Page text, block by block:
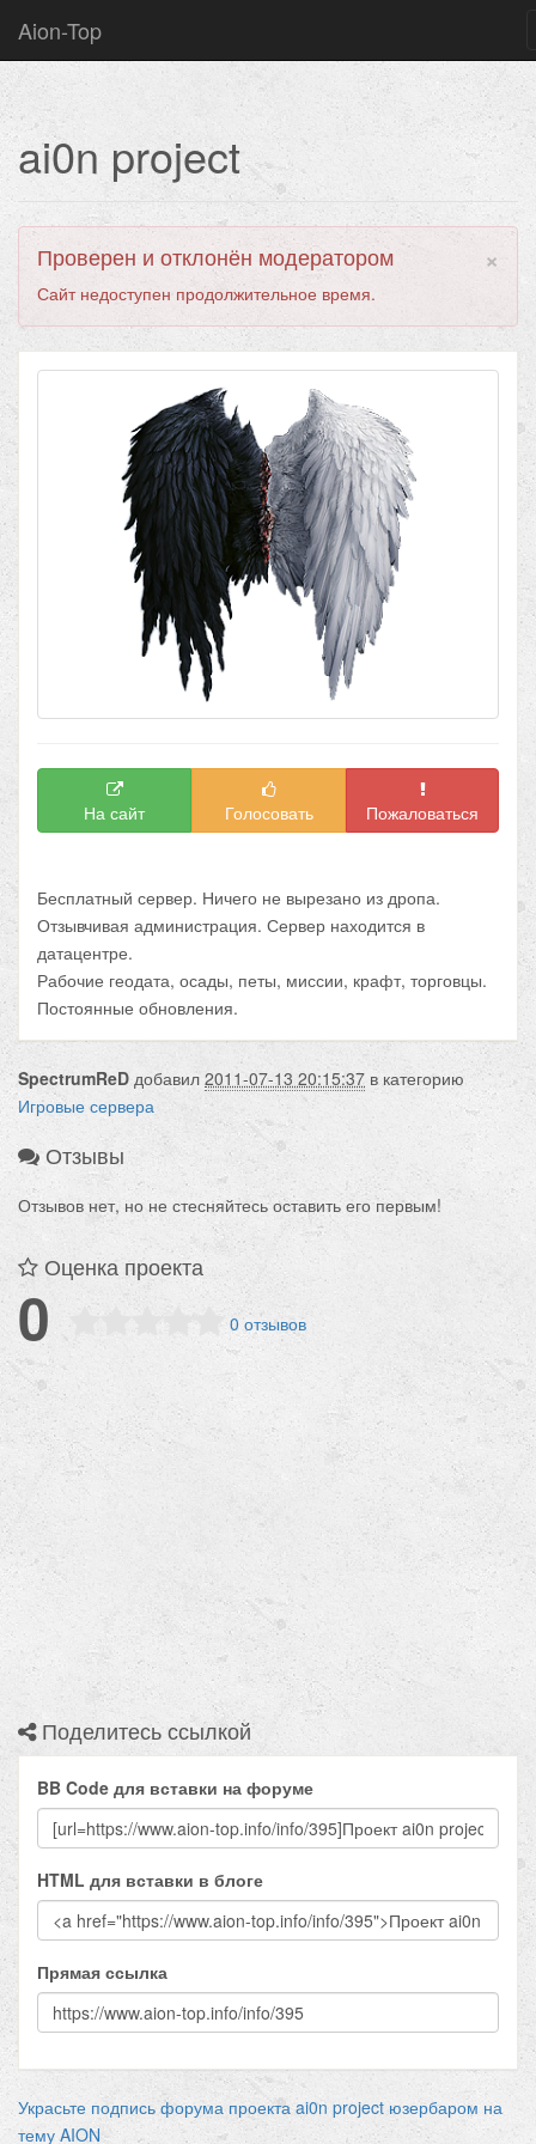
Aion-Top
ai0n project
×
Проверен и отклонён модератором
Сайт недоступен продолжительное время.
На сайт Голосовать Пожаловаться
Бесплатный сервер. Ничего не вырезано из дропа.
Отзывчивая администрация. Сервер находится в
датацентре.
Рабочие геодата, осады, петы, миссии, крафт, торговцы.
Постоянные обновления.
SpectrumReD добавил 2011-07-13 20:15:37 в категорию
Игровые сервера
Отзывы
Отзывов нет, но не стесняйтесь оставить его первым!
Оценка проекта
0 0 отзывов
Поделитесь ссылкой
BB Code для вставки на форуме
HTML для вставки в блоге
Прямая ссылка
Украсьте подпись форума проекта ai0n project юзербаром на
тему AION